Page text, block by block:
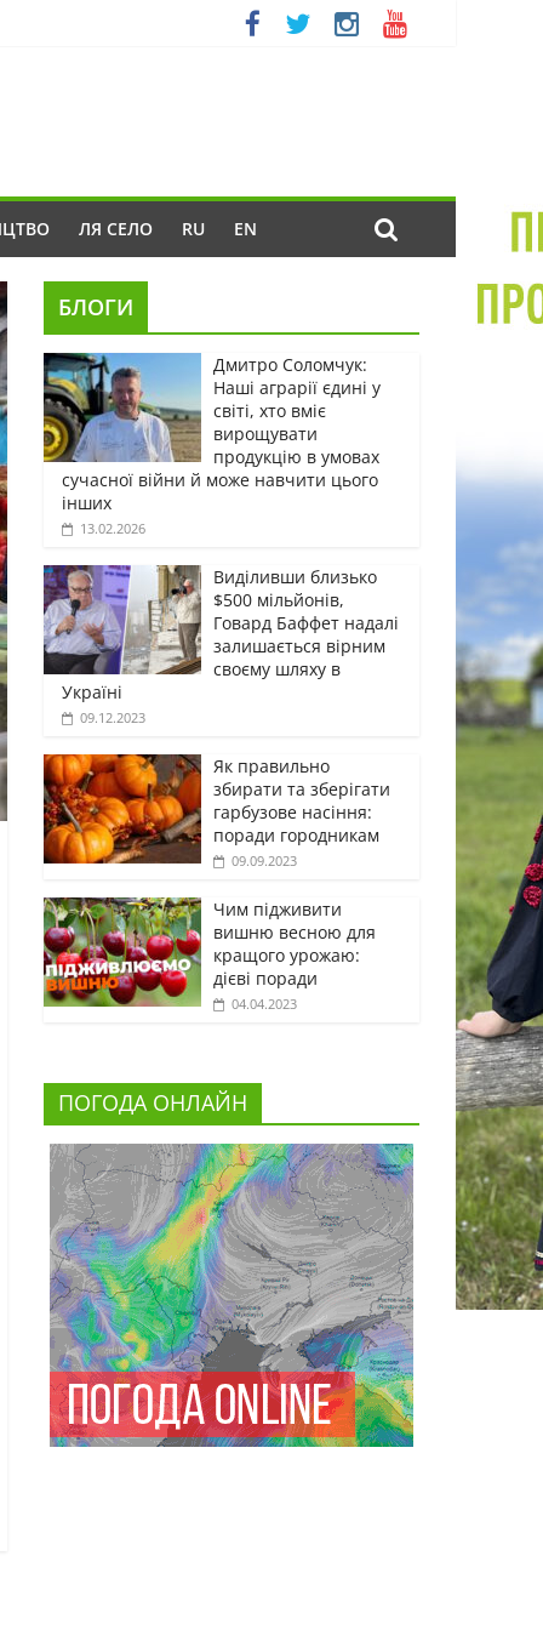
ЛЯ СЕЛО RU EN
БЛОГИ
Дмитро Соломчук:
Наші аграрії єдині у
світі, хто вміє
вирощувати
продукцію в умовах
сучасної війни й може навчити цього
інших
13.02.2026
Виділивши близько
$500 мільйонів,
Говард Баффет надалі
залишається вірним
своєму шляху в
Україні
09.12.2023
Як правильно
збирати та зберігати
гарбузове насіння:
поради городникам
09.09.2023
Чим підживити
вишню весною для
кращого урожаю:
дієві поради
04.04.2023
ПОГОДА ОНЛАЙН